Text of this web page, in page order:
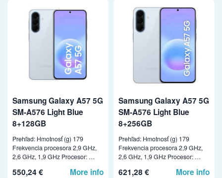
Samsung Galaxy A57 5G
SM-A576 Light Blue
8+128GB
Prehľad: Hmotnosť (g) 179
Frekvencia procesora 2,9 GHz,
2,6 GHz, 1,9 GHz Procesor: …
550,24 € More info
Samsung Galaxy A57 5G
SM-A576 Light Blue
8+256GB
Prehľad: Hmotnosť (g) 179
Frekvencia procesora 2,9 GHz,
2,6 GHz, 1,9 GHz Procesor: …
621,28 € More info